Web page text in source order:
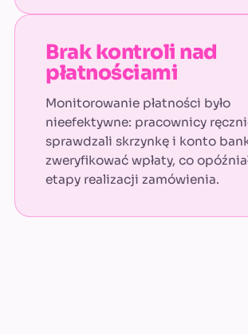
Brak kontroli nad
płatnościami
Monitorowanie płatności było
nieefektywne: pracownicy
sprawdzali skrzynkę i konto
zweryfikować wpłaty, co
etapy realizacji zamówienia.